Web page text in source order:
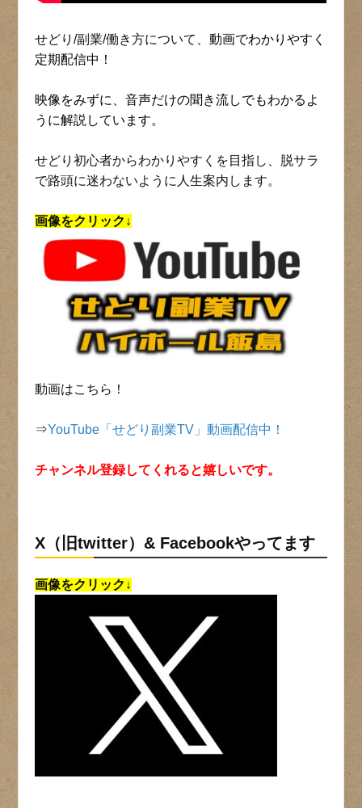
せどり/副業/働き方について、動画でわかりやすく
定期配信中！
映像をみずに、音声だけの聞き流しでもわかるよ
うに解説しています。
せどり初心者からわかりやすくを目指し、脱サラ
で路頭に迷わないように人生案内します。
画像をクリック↓
動画はこちら！
⇒YouTube「せどり副業TV」動画配信中！
チャンネル登録してくれると嬉しいです。
X（旧twitter）& Facebookやってます
画像をクリック↓